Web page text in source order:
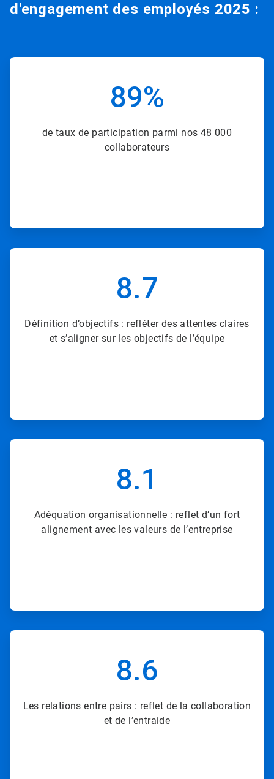
d'engagement des employés 2025 :
de
8
89%
de taux de participation parmi nos 48 000
collaborateurs
de
8.7
Définition d’objectifs : refléter des attentes claires
et s’aligner sur les objectifs de l’équipe
8.1
Adéquation organisationnelle : reflet d’un fort
alignement avec les valeurs de l’entreprise
8.6
Les relations entre pairs : reflet de la collaboration
et de l’entraide